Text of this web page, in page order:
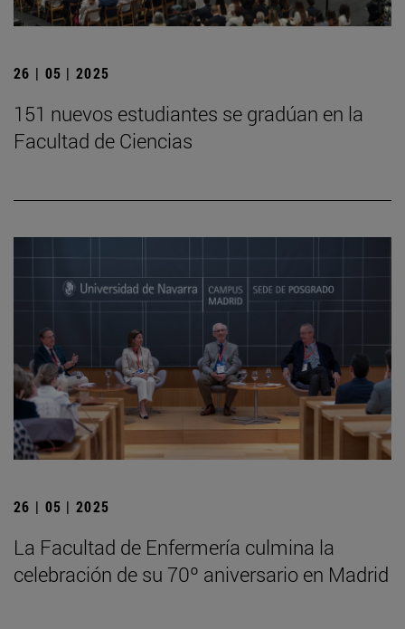
26 | 05 | 2025
151 nuevos estudiantes se gradúan en la
Facultad de Ciencias
26 | 05 | 2025
La Facultad de Enfermería culmina la
celebración de su 70º aniversario en Madrid